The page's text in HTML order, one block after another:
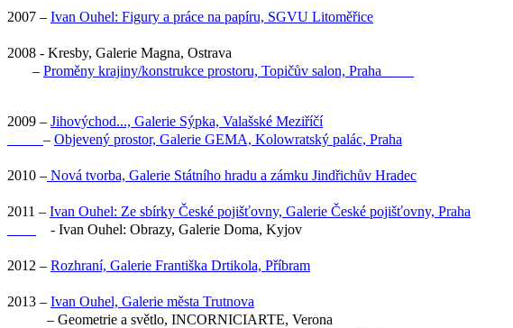
2007 – Ivan Ouhel: Figury a práce na papíru, SGVU Litoměřice
2008 - Kresby, Galerie Magna, Ostrava
– Proměny krajiny/konstrukce prostoru, Topičův salon, Praha
2009 – Jihovýchod..., Galerie Sýpka, Valašské Meziříčí
– Objevený prostor, Galerie GEMA, Kolowratský palác, Praha
2010 – Nová tvorba, Galerie Státního hradu a zámku Jindřichův Hradec
2011 – Ivan Ouhel: Ze sbírky České pojišťovny, Galerie České pojišťovny, Praha
- Ivan Ouhel: Obrazy, Galerie Doma, Kyjov
2012 – Rozhraní, Galerie Františka Drtikola, Příbram
2013 – Ivan Ouhel, Galerie města Trutnova
– Geometrie a světlo, INCORNICIARTE, Verona